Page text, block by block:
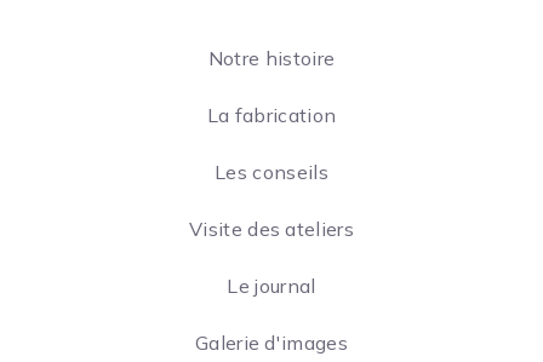
Notre histoire
La fabrication
Les conseils
Visite des ateliers
Le journal
Galerie d'images